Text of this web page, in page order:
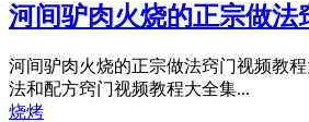
河间驴肉火烧的正宗做法
河间驴肉火烧的正宗做法窍门视频教
法和配方窍门视频教程大全集...
烧烤